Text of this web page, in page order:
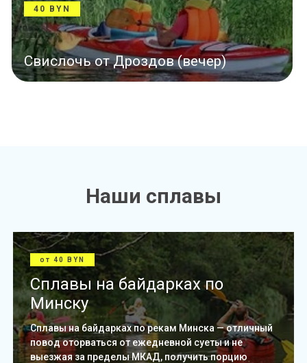
120 BYN
Титовка–Свислочь (день)
Наши сплавы
от 40 BYN
Сплавы на байдарках по
Минску
Сплавы на байдарках по рекам Минска — отличный
повод оторваться от ежедневной суеты и не
выезжая за пределы МКАД, получить порцию